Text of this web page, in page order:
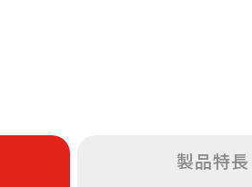
製品特長